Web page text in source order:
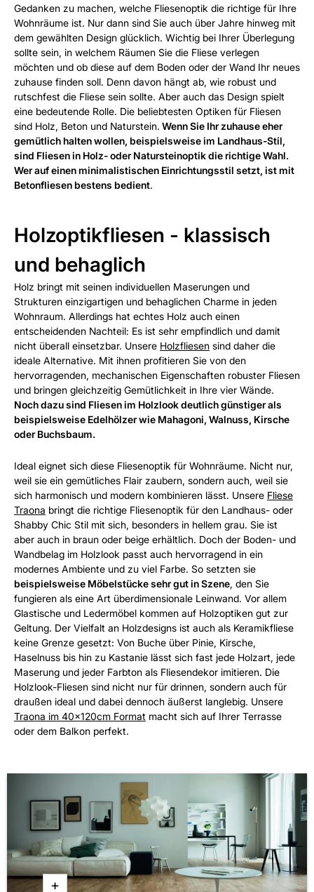
Gedanken zu machen, welche Fliesenoptik die richtige für Ihre
Wohnräume ist. Nur dann sind Sie auch über Jahre hinweg mit
dem gewählten Design glücklich. Wichtig bei Ihrer Überlegung
sollte sein, in welchem Räumen Sie die Fliese verlegen
möchten und ob diese auf dem Boden oder der Wand Ihr neues
zuhause finden soll. Denn davon hängt ab, wie robust und
rutschfest die Fliese sein sollte. Aber auch das Design spielt
eine bedeutende Rolle. Die beliebtesten Optiken für Fliesen
sind Holz, Beton und Naturstein. Wenn Sie Ihr zuhause eher
gemütlich halten wollen, beispielsweise im Landhaus-Stil,
sind Fliesen in Holz- oder Natursteinoptik die richtige Wahl.
Wer auf einen minimalistischen Einrichtungsstil setzt, ist mit
Betonfliesen bestens bedient.
Holzoptikfliesen - klassisch
und behaglich
Holz bringt mit seinen individuellen Maserungen und
Strukturen einzigartigen und behaglichen Charme in jeden
Wohnraum. Allerdings hat echtes Holz auch einen
entscheidenden Nachteil: Es ist sehr empfindlich und damit
nicht überall einsetzbar. Unsere Holzfliesen sind daher die
ideale Alternative. Mit ihnen profitieren Sie von den
hervorragenden, mechanischen Eigenschaften robuster Fliesen
und bringen gleichzeitig Gemütlichkeit in Ihre vier Wände.
Noch dazu sind Fliesen im Holzlook deutlich günstiger als
beispielsweise Edelhölzer wie Mahagoni, Walnuss, Kirsche
oder Buchsbaum.
Ideal eignet sich diese Fliesenoptik für Wohnräume. Nicht nur,
weil sie ein gemütliches Flair zaubern, sondern auch, weil sie
sich harmonisch und modern kombinieren lässt. Unsere Fliese
Traona bringt die richtige Fliesenoptik für den Landhaus- oder
Shabby Chic Stil mit sich, besonders in hellem grau. Sie ist
aber auch in braun oder beige erhältlich. Doch der Boden- und
Wandbelag im Holzlook passt auch hervorragend in ein
modernes Ambiente und zu viel Farbe. So setzten sie
beispielsweise Möbelstücke sehr gut in Szene, den Sie
fungieren als eine Art überdimensionale Leinwand. Vor allem
Glastische und Ledermöbel kommen auf Holzoptiken gut zur
Geltung. Der Vielfalt an Holzdesigns ist auch als Keramikfliese
keine Grenze gesetzt: Von Buche über Pinie, Kirsche,
Haselnuss bis hin zu Kastanie lässt sich fast jede Holzart, jede
Maserung und jeder Farbton als Fliesendekor imitieren. Die
Holzlook-Fliesen sind nicht nur für drinnen, sondern auch für
draußen ideal und dabei dennoch äußerst langlebig. Unsere
Traona im 40x120cm Format macht sich auf Ihrer Terrasse
oder dem Balkon perfekt.
+